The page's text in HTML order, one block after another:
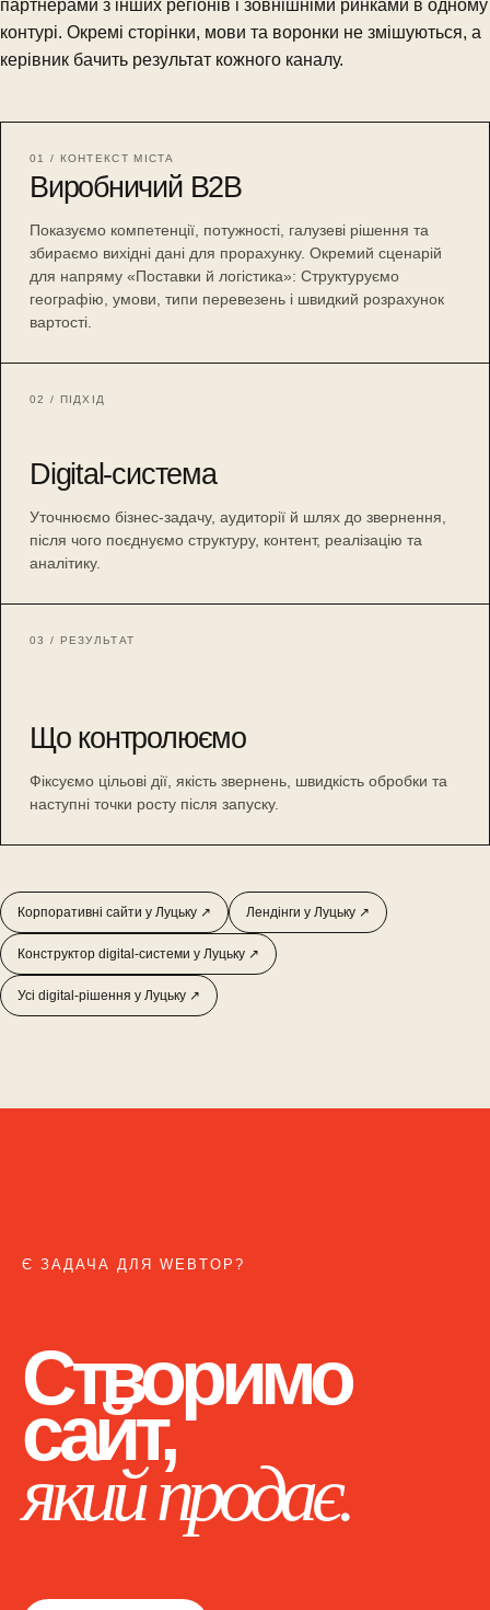
партнерами з інших регіонів і зовнішніми ринками в одному
контурі. Окремі сторінки, мови та воронки не змішуються, а
керівник бачить результат кожного каналу.
01 / КОНТЕКСТ МІСТА
Виробничий B2B
Показуємо компетенції, потужності, галузеві рішення та
збираємо вихідні дані для прорахунку. Окремий сценарій
для напряму «Поставки й логістика»: Структуруємо
географію, умови, типи перевезень і швидкий розрахунок
вартості.
02 / ПІДХІД
Digital-система
Уточнюємо бізнес-задачу, аудиторії й шлях до звернення,
після чого поєднуємо структуру, контент, реалізацію та
аналітику.
03 / РЕЗУЛЬТАТ
Що контролюємо
Фіксуємо цільові дії, якість звернень, швидкість обробки та
наступні точки росту після запуску.
Корпоративні сайти у Луцьку ↗ Лендінги у Луцьку ↗
Конструктор digital-системи у Луцьку ↗
Усі digital-рішення у Луцьку ↗
Є ЗАДАЧА ДЛЯ WEBTOP?
Створимо
сайт,
який продає.